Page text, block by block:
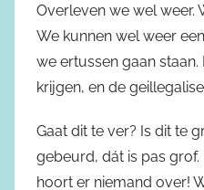
Overleven we wel weer.
We kunnen wel weer
we ertussen gaan
krijgen, en de
Gaat dit te ver? Is dit te
gebeurd, dát is pas grof.
hoort er niemand over!